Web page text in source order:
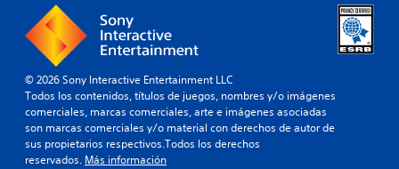
© 2026 Sony Interactive Entertainment LLC
Todos los contenidos, títulos de juegos, nombres y/o imágenes
comerciales, marcas comerciales, arte e imágenes asociadas
son marcas comerciales y/o material con derechos de autor de
sus propietarios respectivos.Todos los derechos
reservados. Más información